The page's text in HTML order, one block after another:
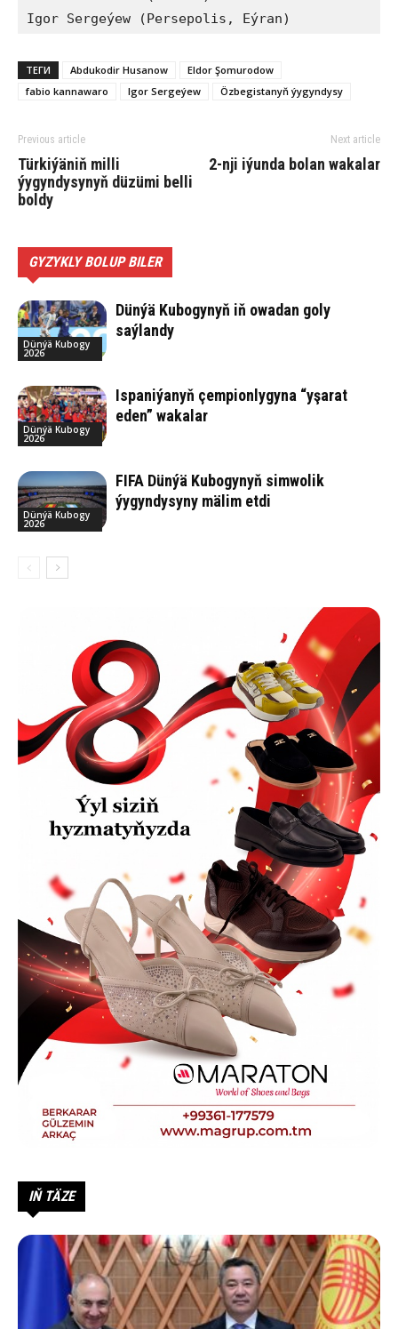
Igor Sergeýew (Persepolis, Eýran)
ТЕГИ Abdukodir Husanow
Eldor Şomurodow
fabio kannawaro
Igor Sergeýew Özbegistanyň ýygyndysy
Previous article
Türkiýäniň milli
ýygyndysynyň düzümi belli
boldy
Next article
2-nji iýunda bolan wakalar
GYZYKLY BOLUP BILER
Dünýä Kubogy
2026
Dünýä Kubogynyň iň owadan goly
saýlandy
Dünýä Kubogy
2026
Ispaniýanyň çempionlygyna “yşarat
eden” wakalar
Dünýä Kubogy
2026
FIFA Dünýä Kubogynyň simwolik
ýygyndysyny mälim etdi
IŇ TÄZE